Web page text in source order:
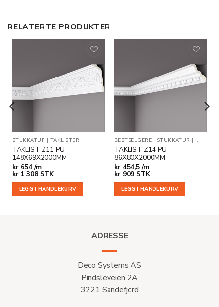
RELATERTE PRODUKTER
Legg til
i
ønskeliste
STUKKATUR | TAKLISTER
TAKLIST Z11 PU
148X69X2000MM
kr654 /m
kr1 308 STK
LEGG I HANDLEKURV
Legg til
i
ønskeliste
BESTSELGERE | STUKKATUR |
TAKLIST Z14 PU
86X80X2000MM
kr454,5 /m
kr909 STK
LEGG I HANDLEKURV
ADRESSE
Deco Systems AS
Pindsleveien 2A
3221 Sandefjord